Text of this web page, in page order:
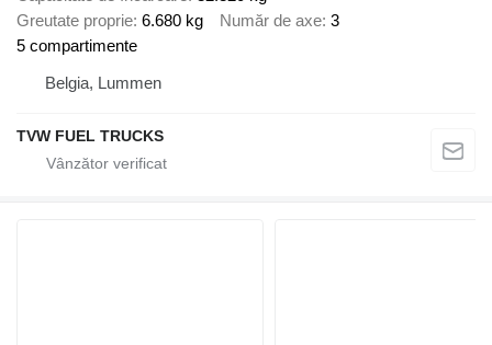
Greutate proprie 6.680 kg Număr de axe 3
5 compartimente
Belgia, Lummen
TVW FUEL TRUCKS